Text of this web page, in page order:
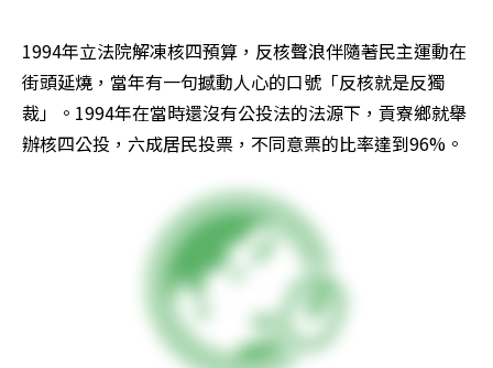
1994年立法院解凍核四預算，反核聲浪伴隨著民主運動在
街頭延燒，當年有一句撼動人心的口號「反核就是反獨
裁」。1994年在當時還沒有公投法的法源下，貢寮鄉就舉
辦核四公投，六成居民投票，不同意票的比率達到96%。